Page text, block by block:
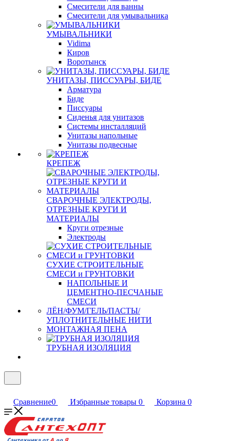
Смесители для ванны
Смесители для умывальника
УМЫВАЛЬНИКИ
Vidima
Киров
Воротынск
УНИТАЗЫ, ПИССУАРЫ, БИДЕ
Арматура
Биде
Писсуары
Сиденья для унитазов
Системы инсталляций
Унитазы напольные
Унитазы подвесные
КРЕПЕЖ
СВАРОЧНЫЕ ЭЛЕКТРОДЫ,
ОТРЕЗНЫЕ КРУГИ И
МАТЕРИАЛЫ
Круги отрезные
Электроды
СУХИЕ СТРОИТЕЛЬНЫЕ
СМЕСИ и ГРУНТОВКИ
НАПОЛЬНЫЕ И
ЦЕМЕНТНО-ПЕСЧАНЫЕ
СМЕСИ
ЛЁН/ФУМ/ГЕЛЬ/ПАСТЫ/
УПЛОТНИТЕЛЬНЫЕ НИТИ
МОНТАЖНАЯ ПЕНА
ТРУБНАЯ ИЗОЛЯЦИЯ
Сравнение0 Избранные товары 0 Корзина 0